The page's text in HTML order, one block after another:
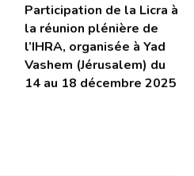
Participation de la Licra à
la réunion plénière de
l’IHRA, organisée à Yad
Vashem (Jérusalem) du
14 au 18 décembre 2025